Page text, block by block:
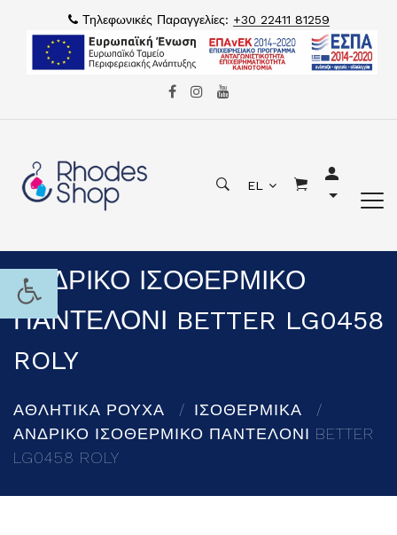
Τηλεφωνικές Παραγγελίες: +30 22411 81259
EL
ΑΝΔΡΙΚΟ ΙΣΟΘΕΡΜΙΚΟ
ΠΑΝΤΕΛΟΝΙ BETTER LG0458
ROLY
ΑΘΛΗΤΙΚΑ ΡΟΥΧΑ
ΙΣΟΘΕΡΜΙΚΑ
ΑΝΔΡΙΚΟ ΙΣΟΘΕΡΜΙΚΟ ΠΑΝΤΕΛΟΝΙ BETTER
LG0458 ROLY